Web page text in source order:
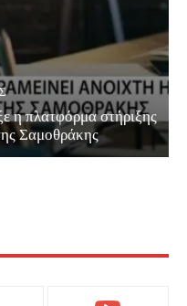
πλατφόρμα στήριξης
Σαμοθράκης